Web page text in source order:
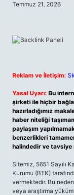
Temmuz 21, 2026
Reklam ve İletişim:
Yasal Uyarı: Bu
şirketi ile hiçbir
hazırladığımız
haber niteliği
paylaşım
benzerlikleri
halindedir ve tavsiye
Sitemiz, 5651 Sayılı
Kurumu (BTK)
vermektedir. Bu
veya araştırma